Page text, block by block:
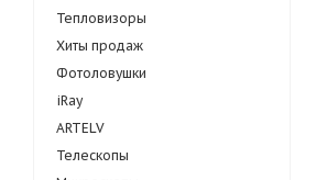
Тепловизоры
Хиты продаж
Фотоловушки
iRay
ARTELV
Телескопы